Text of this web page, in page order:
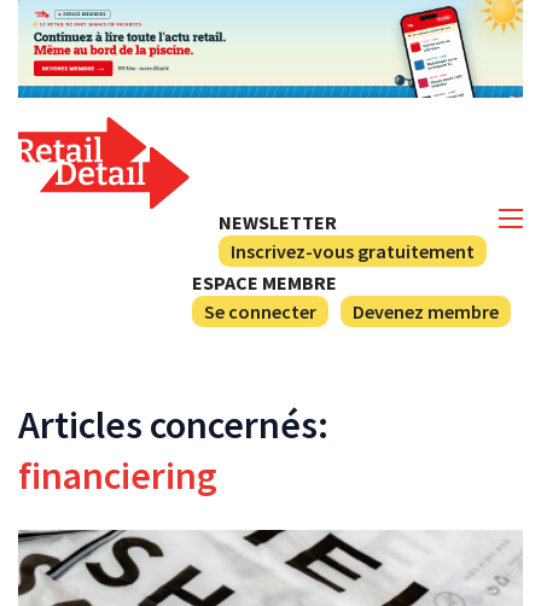
NEWSLETTER
Inscrivez-vous gratuitement
ESPACE MEMBRE
Se connecter
Devenez membre
Articles concernés:
financiering